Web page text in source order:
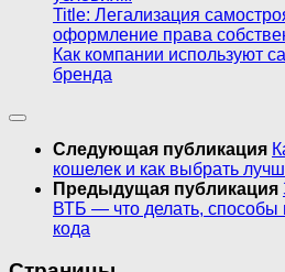
Title: Легализация
оформление права
Как компании используют
бренда
Следующая публикация
кошелек и как выбрать
Предыдущая публикация
ВТБ — что делать, способы
кода